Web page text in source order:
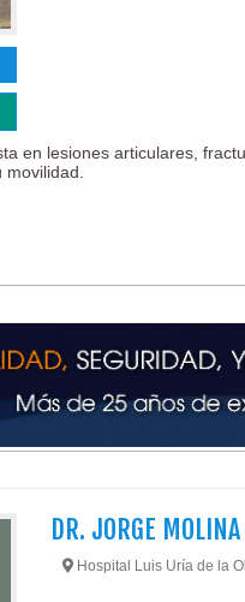
en lesiones articulares,
DR. JORGE MOLINA
Hospital Luis Uría de la